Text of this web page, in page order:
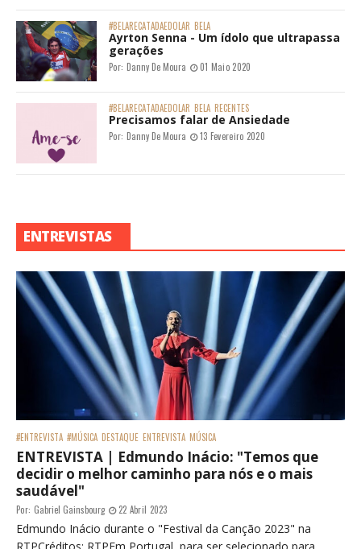
#BELARECATADAEDOLAR BELA
Ayrton Senna - Um ídolo que ultrapassa
gerações
Por: Danny De Moura 01 Maio 2020
#BELARECATADAEDOLAR BELA RECENTES
Precisamos falar de Ansiedade
Por: Danny De Moura 13 Fevereiro 2020
ENTREVISTAS
#ENTREVISTA #MÚSICA DESTAQUE ENTREVISTA MÚSICA
ENTREVISTA | Edmundo Inácio: "Temos que
decidir o melhor caminho para nós e o mais
saudável"
Por: Gabriel Gainsbourg 22 Abril 2023
Edmundo Inácio durante o "Festival da Canção 2023" na